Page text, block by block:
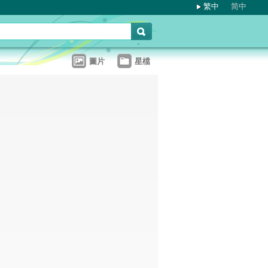
繁中 简中
圖片 星檔